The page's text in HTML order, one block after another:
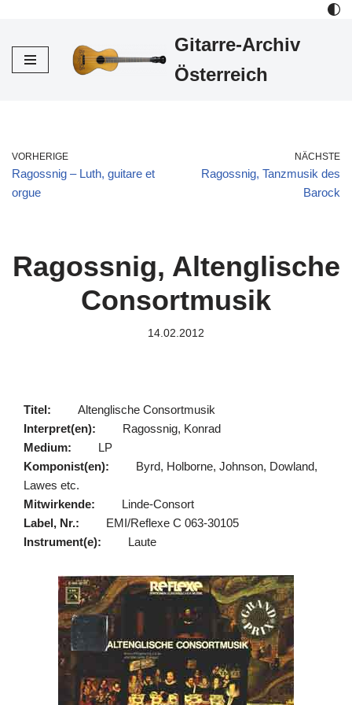
Inhalt
Gitarre-Archiv
Österreich
VORHERIGE
Ragossnig – Luth, guitare et
orgue
NÄCHSTE
Ragossnig, Tanzmusik des
Barock
Ragossnig, Altenglische
Consortmusik
14.02.2012
Titel:
Altenglische Consortmusik
Interpret(en):
Ragossnig, Konrad
Medium:
LP
Komponist(en):
Byrd, Holborne, Johnson, Dowland,
Lawes etc.
Mitwirkende:
Linde-Consort
Label, Nr.:
EMI/Reflexe C 063-30105
Instrument(e):
Laute